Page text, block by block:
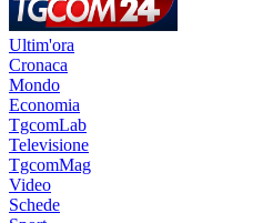
Ultim'ora
Cronaca
Mondo
Economia
TgcomLab
Televisione
TgcomMag
Video
Schede